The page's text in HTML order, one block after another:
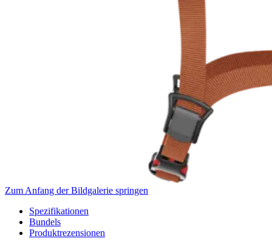
Zum Anfang der Bildgalerie springen
Spezifikationen
Bundels
Produktrezensionen